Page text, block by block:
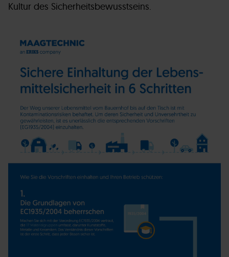
Kultur des Sicherheitsbewusstseins.